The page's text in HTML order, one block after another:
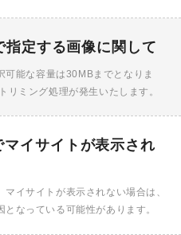
定する画像に関して
能な容量は30MBまでとなりま
リミング処理が発生いたします。
イサイトが表示され
イサイトが表示されない場合は、
なっている可能性があります。